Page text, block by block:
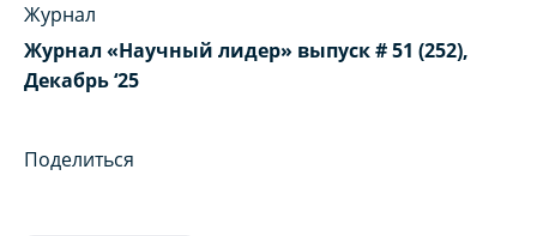
Журнал
Журнал «Научный лидер» выпуск # 51 (252),
Декабрь ‘25
Поделиться